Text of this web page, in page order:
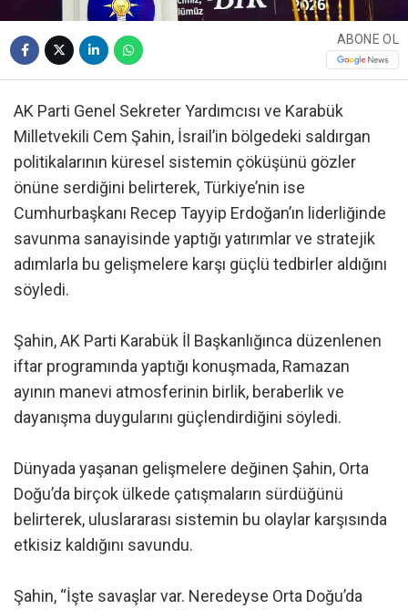
ABONE OL
AK Parti Genel Sekreter Yardımcısı ve Karabük
Milletvekili Cem Şahin, İsrail’in bölgedeki saldırgan
politikalarının küresel sistemin çöküşünü gözler
önüne serdiğini belirterek, Türkiye’nin ise
Cumhurbaşkanı Recep Tayyip Erdoğan’ın liderliğinde
savunma sanayisinde yaptığı yatırımlar ve stratejik
adımlarla bu gelişmelere karşı güçlü tedbirler aldığını
söyledi.
Şahin, AK Parti Karabük İl Başkanlığınca düzenlenen
iftar programında yaptığı konuşmada, Ramazan
ayının manevi atmosferinin birlik, beraberlik ve
dayanışma duygularını güçlendirdiğini söyledi.
Dünyada yaşanan gelişmelere değinen Şahin, Orta
Doğu’da birçok ülkede çatışmaların sürdüğünü
belirterek, uluslararası sistemin bu olaylar karşısında
etkisiz kaldığını savundu.
Şahin, “İşte savaşlar var. Neredeyse Orta Doğu’da